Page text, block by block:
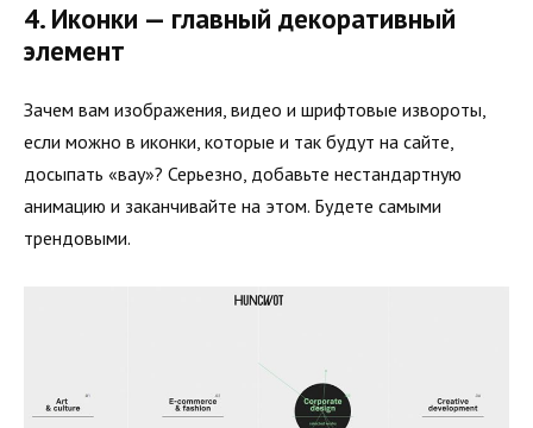
4. Иконки — главный декоративный
элемент
Зачем вам изображения, видео и шрифтовые извороты,
если можно в иконки, которые и так будут на сайте,
досыпать «вау»? Серьезно, добавьте нестандартную
анимацию и заканчивайте на этом. Будете самыми
трендовыми.